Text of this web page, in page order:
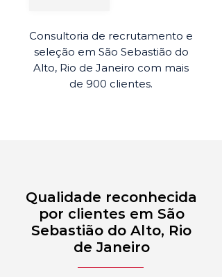
Consultoria de recrutamento e
seleção em São Sebastião do
Alto, Rio de Janeiro com mais
de 900 clientes.
Qualidade reconhecida
por clientes em São
Sebastião do Alto, Rio
de Janeiro